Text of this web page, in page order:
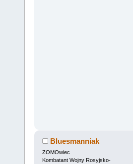
Bluesmanniak
ZOMOwiec
Kombatant Wojny Rosyjsko-